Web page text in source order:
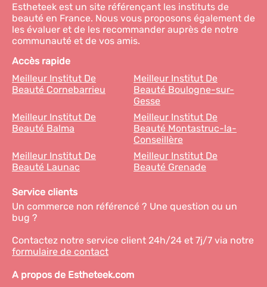
Estheteek est un site référençant les instituts de
beauté en France. Nous vous proposons également de
les évaluer et de les recommander auprès de notre
communauté et de vos amis.
Accès rapide
Meilleur Institut De
Beauté Cornebarrieu
Meilleur Institut De
Beauté Boulogne-sur-
Gesse
Meilleur Institut De
Beauté Balma
Meilleur Institut De
Beauté Montastruc-la-
Conseillère
Meilleur Institut De
Beauté Launac
Meilleur Institut De
Beauté Grenade
Service clients
Un commerce non référencé ? Une question ou un
bug ?
Contactez notre service client 24h/24 et 7j/7 via notre
formulaire de contact
A propos de Estheteek.com